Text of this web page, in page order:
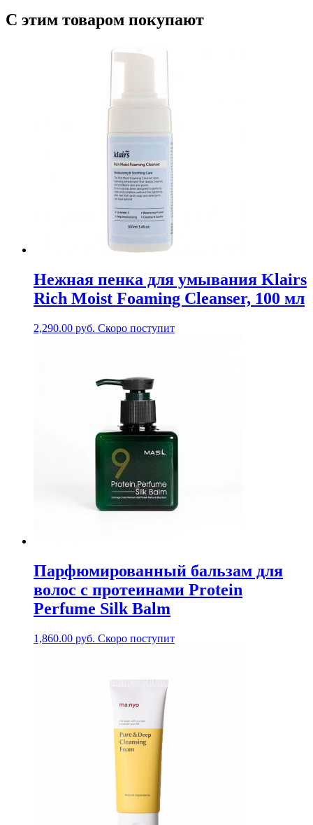
С этим товаром покупают
Нежная пенка для умывания Klairs
Rich Moist Foaming Cleanser, 100 мл
2,290.00 руб. Скоро поступит
Парфюмированный бальзам для
волос с протеинами Protein
Perfume Silk Balm
1,860.00 руб. Скоро поступит